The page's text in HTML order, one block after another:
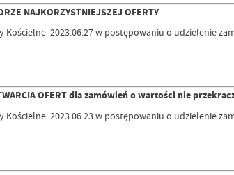
NAJKORZYSTNIEJSZEJ OFERTY
Kościelne 2023.06.27 w postępowaniu o udzielenie
OFERT dla zamówień o wartości nie
Kościelne 2023.06.23 w postępowaniu o udzielenie